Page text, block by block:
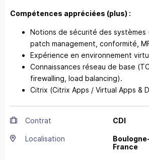
Compétences appréciées (plus) :
Notions de sécurité des systèmes
patch management, conformité,
Expérience en environnement
Connaissances réseau de base
firewalling, load balancing).
Citrix (Citrix Apps / Virtual Apps &
Contrat CDI
Localisation
France